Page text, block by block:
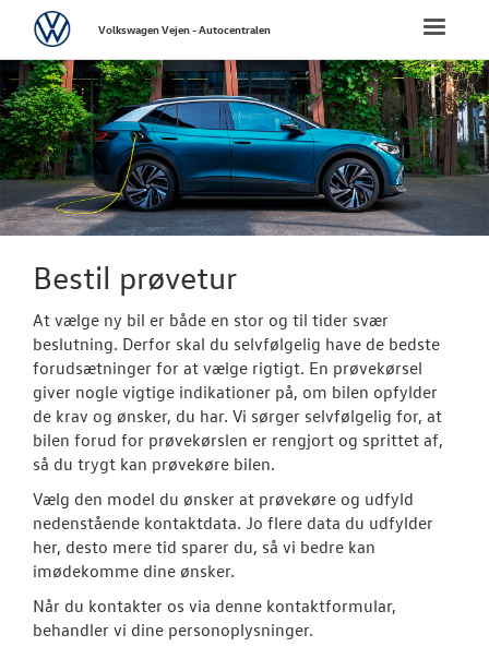
FORSIDE
NYE
Biler til
Finansiering
Elektrisk
Modeller
ID. Polo
ID.3 Neo
Toggle
VolkswagenVolkswagen Vejen - Autocentralen
Bestil prøvetur
At vælge ny bil er både en stor og til tider svær
beslutning. Derfor skal du selvfølgelig have de bedste
forudsætninger for at vælge rigtigt. En prøvekørsel
giver nogle vigtige indikationer på, om bilen opfylder
de krav og ønsker, du har. Vi sørger selvfølgelig for, at
bilen forud for prøvekørslen er rengjort og sprittet af,
så du trygt kan prøvekøre bilen.
Vælg den model du ønsker at prøvekøre og udfyld
nedenstående kontaktdata. Jo flere data du udfylder
her, desto mere tid sparer du, så vi bedre kan
imødekomme dine ønsker.
Når du kontakter os via denne kontaktformular,
behandler vi dine personoplysninger.